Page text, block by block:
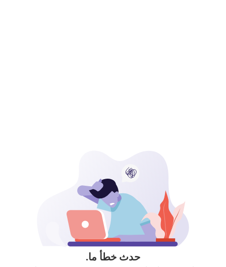
حدث خطأ ما.